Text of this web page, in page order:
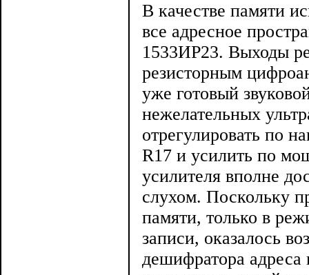
В качестве памяти
все адресное
1533ИР23. Выходы
резисторным
уже готовый
нежелательных
отрегулировать по
R17 и усилить по
усилителя вполне
слухом. Поскольку
памяти, только в
записи, оказалось
дешифратора адреса